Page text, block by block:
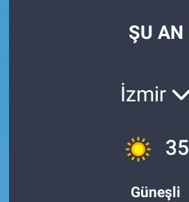
ŞU AN
İzmir
35
Güneşli